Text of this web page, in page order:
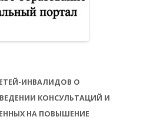
ИНВАЛИДОВ О
КОНСУЛЬТАЦИЙ И
НА ПОВЫШЕНИЕ